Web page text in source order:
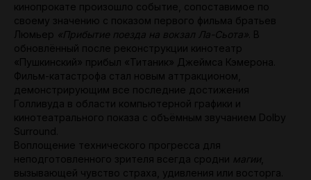
кинопрокате произошло событие, сопоставимое по
своему значению с показом первого фильма братьев
Люмьер «Прибытие поезда на вокзал Ла-Сьота» . В
обновлённый после реконструкции кинотеатр
«Пушкинский» прибыл «Титаник» Джеймса Кэмерона.
Фильм-катастрофа стал новым аттракционом,
демонстрирующим все последние достижения
Голливуда в области компьютерной графики и
кинотеатрального показа с объёмным звучанием Dolby
Surround.
Воплощение технического прогресса для
неподготовленного зрителя всегда сродни магии
вызывающей чувство страха, удивления или восторга.